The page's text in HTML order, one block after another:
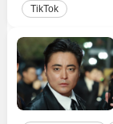
TikTok